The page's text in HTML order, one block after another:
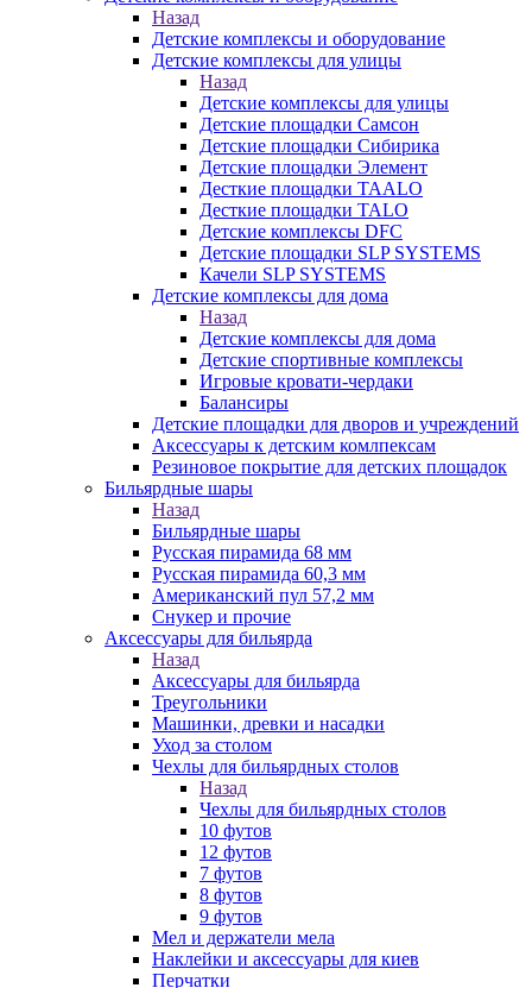
Назад
Детские комплексы и оборудование
Детские комплексы для улицы
Назад
Детские комплексы для улицы
Детские площадки Самсон
Детские площадки Сибирика
Детские площадки Элемент
Десткие площадки TAALO
Десткие площадки TALO
Детские комплексы DFC
Детские площадки SLP SYSTEMS
Качели SLP SYSTEMS
Детские комплексы для дома
Назад
Детские комплексы для дома
Детские спортивные комплексы
Игровые кровати-чердаки
Балансиры
Детские площадки для дворов и учреждений
Аксессуары к детским комлпексам
Резиновое покрытие для детских площадок
Бильярдные шары
Назад
Бильярдные шары
Русская пирамида 68 мм
Русская пирамида 60,3 мм
Американский пул 57,2 мм
Снукер и прочие
Аксессуары для бильярда
Назад
Аксессуары для бильярда
Треугольники
Машинки, древки и насадки
Уход за столом
Чехлы для бильярдных столов
Назад
Чехлы для бильярдных столов
10 футов
12 футов
7 футов
8 футов
9 футов
Мел и держатели мела
Наклейки и аксессуары для киев
Перчатки